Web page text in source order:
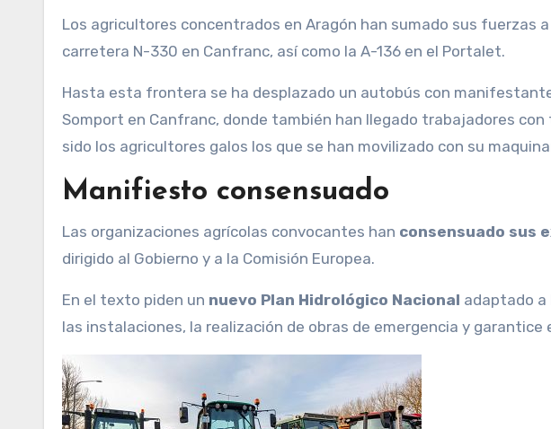
Los agricultores concentrados en Aragón han sumado sus fuerzas a los franceses y han logrado el corte de la
carretera N-330 en Canfranc, así como la A-136 en el Portalet.
Hasta esta frontera se ha desplazado un autobús con
Somport en Canfranc, donde también han llegado trabajadores
sido los agricultores galos los que se han movilizado con su
Manifiesto consensuado
Las organizaciones agrícolas convocantes han consensuado sus
dirigido al Gobierno y a la Comisión Europea.
En el texto piden un nuevo Plan Hidrológico Nacional adaptado a
las instalaciones, la realización de obras de emergencia y garantice